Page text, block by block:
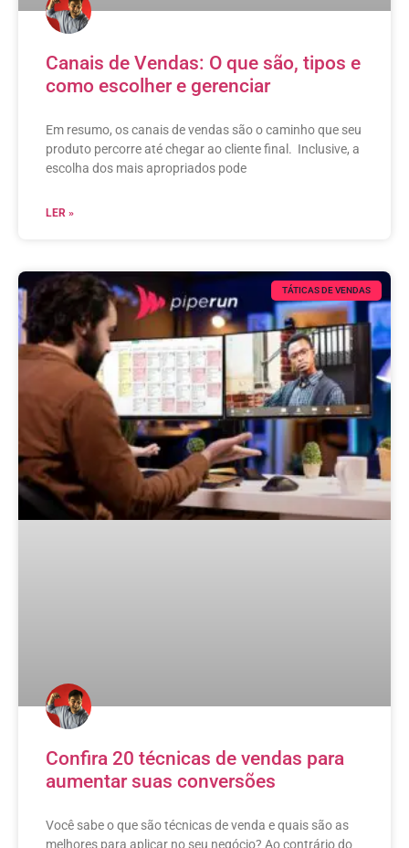
Canais de Vendas: O que são, tipos e
como escolher e gerenciar
Em resumo, os canais de vendas são o caminho que seu
produto percorre até chegar ao cliente final. Inclusive, a
escolha dos mais apropriados pode
LER »
TÁTICAS DE VENDAS
Confira 20 técnicas de vendas para
aumentar suas conversões
Você sabe o que são técnicas de venda e quais são as
melhores para aplicar no seu negócio? Ao contrário do